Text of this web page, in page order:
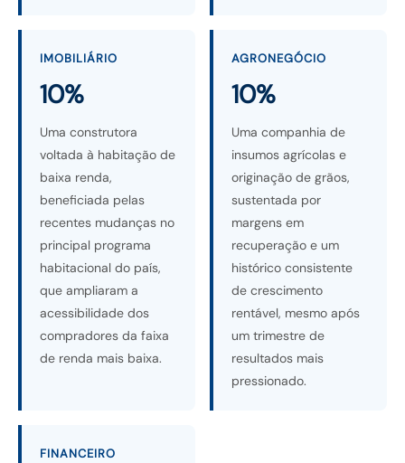
IMOBILIÁRIO
10%
Uma construtora
voltada à habitação de
baixa renda,
beneficiada pelas
recentes mudanças no
principal programa
habitacional do país,
que ampliaram a
acessibilidade dos
compradores da faixa
de renda mais baixa.
AGRONEGÓCIO
10%
Uma companhia de
insumos agrícolas e
originação de grãos,
sustentada por
margens em
recuperação e um
histórico consistente
de crescimento
rentável, mesmo após
um trimestre de
resultados mais
pressionado.
FINANCEIRO